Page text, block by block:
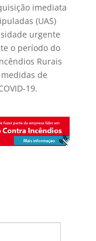
imediata
(UAS)
urgente
o período do
Rurais
medidas de
19.